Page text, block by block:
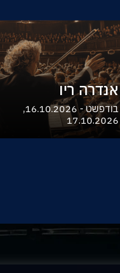
אנדרה ריו
בודפשט - 16.10.2026,
17.10.2026